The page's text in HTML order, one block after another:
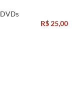
DVDs
R$ 25,00